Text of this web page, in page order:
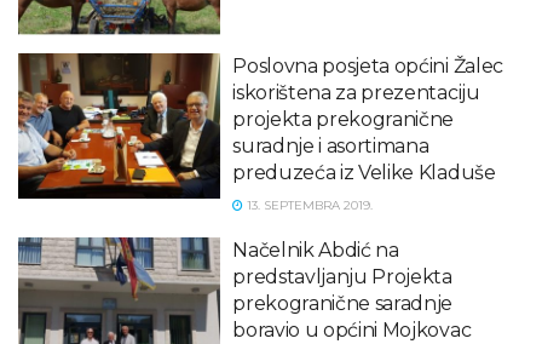
Poslovna posjeta općini Žalec
iskorištena za prezentaciju
projekta prekogranične
suradnje i asortimana
preduzeća iz Velike Kladuše
13. SEPTEMBRA 2019.
Načelnik Abdić na
predstavljanju Projekta
prekogranične saradnje
boravio u općini Mojkovac